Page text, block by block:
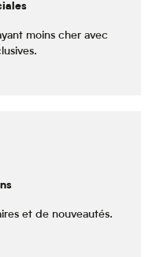
moins cher avec
et de nouveautés.